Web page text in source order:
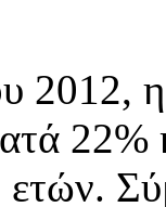
2012,
22%
ετών.